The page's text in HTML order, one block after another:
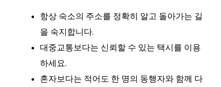
항상 숙소의 주소를 정확히 알고 돌아가는 길
을 숙지합니다.
대중교통보다는 신뢰할 수 있는 택시를 이용
하세요.
혼자보다는 적어도 한 명의 동행자와 함께 다